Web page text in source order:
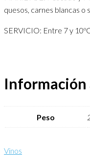
quesos, carnes blancas o
SERVICIO: Entre 7 y
Información
Peso
Vinos